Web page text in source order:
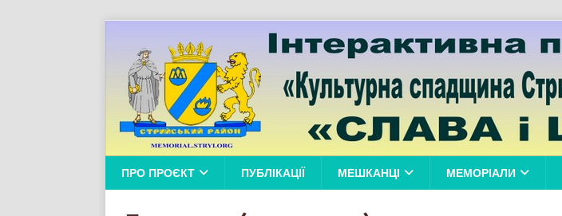
ПРО ПРОЄКТ ПУБЛІКАЦІЇ МЕШКАНЦІ МЕМОРІАЛИ